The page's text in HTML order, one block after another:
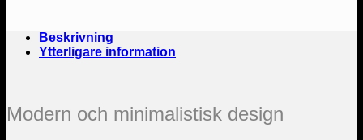
Beskrivning
Ytterligare information
Modern och minimalistisk design